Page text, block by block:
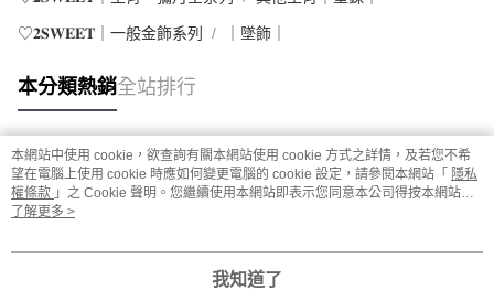
♡𝟐𝐒𝐖𝐄𝐄𝐓｜一般金飾系列 ｜墜飾｜
本分類熱銷全站排行
熱門標籤
本網站中使用 cookie，欲查詢有關本網站使用 cookie 方式之詳情，及若您不希
望在電腦上使用 cookie 時應如何變更電腦的 cookie 設定，請參閱本網站「 隱私
權條款 」之 Cookie 聲明。您繼續使用本網站即表示您同意本公司得按本網站使
用條款之 Cookie 聲明使用 cookie。
了解更多 >
我知道了